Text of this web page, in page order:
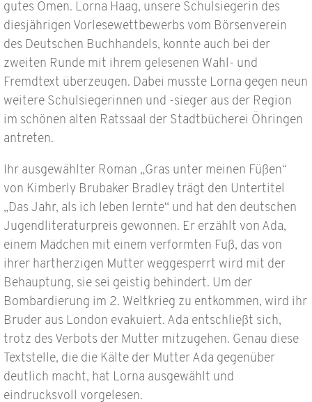
gutes Omen. Lorna Haag, unsere Schulsiegerin des
diesjährigen Vorlesewettbewerbs vom Börsenverein
des Deutschen Buchhandels, konnte auch bei der
zweiten Runde mit ihrem gelesenen Wahl- und
Fremdtext überzeugen. Dabei musste Lorna gegen neun
weitere Schulsiegerinnen und -sieger aus der Region
im schönen alten Ratssaal der Stadtbücherei Öhringen
antreten.
Ihr ausgewählter Roman „Gras unter meinen Füßen“
von Kimberly Brubaker Bradley trägt den Untertitel
„Das Jahr, als ich leben lernte“ und hat den deutschen
Jugendliteraturpreis gewonnen. Er erzählt von Ada,
einem Mädchen mit einem verformten Fuß, das von
ihrer hartherzigen Mutter weggesperrt wird mit der
Behauptung, sie sei geistig behindert. Um der
Bombardierung im 2. Weltkrieg zu entkommen, wird ihr
Bruder aus London evakuiert. Ada entschließt sich,
trotz des Verbots der Mutter mitzugehen. Genau diese
Textstelle, die die Kälte der Mutter Ada gegenüber
deutlich macht, hat Lorna ausgewählt und
eindrucksvoll vorgelesen.